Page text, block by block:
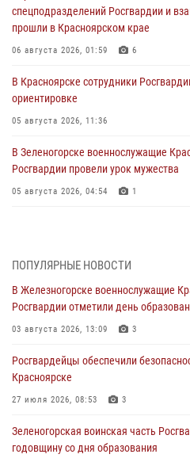
спецподразделений Росгвардии и
прошли в Красноярском крае
06 августа 2026, 01:59 6
В Красноярске сотрудники
ориентировке
05 августа 2026, 11:36
В Зеленогорске военнослужащие
Росгвардии провели урок мужества
05 августа 2026, 04:54 1
05 августа 2026, 04:52 1
В Красноярске сотрудники
задержали подозреваемого в серии
04 августа 2026, 09:57
Сотрудники Росгвардии обеспечили
время проведения экстремального
04 августа 2026, 08:36
В Красноярске сотрудники
в серии краж из супермаркета
ПОПУЛЯРНЫЕ НОВОСТИ
В Железногорске военнослужащие
Росгвардии отметили день
03 августа 2026, 13:09 3
Росгвардейцы обеспечили
Красноярске
27 июля 2026, 08:53 3
Зеленогорская воинская часть
годовщину со дня образования